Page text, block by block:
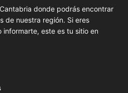
donde podrás encontrar
de nuestra región. Si eres
este es tu sitio en